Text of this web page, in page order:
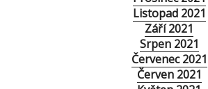
Listopad 2021
Září 2021
Srpen 2021
Červenec 2021
Červen 2021